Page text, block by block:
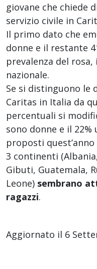
giovane che chiede
servizio civile in
Il primo dato che
donne e il restante
prevalenza del
nazionale.
Se si distinguono le
Caritas in Italia da
percentuali si
sono donne e il
proposti
3 continenti
Gibuti, Guatemala,
Leone) sembrano
ragazzi.
Aggiornato il 6